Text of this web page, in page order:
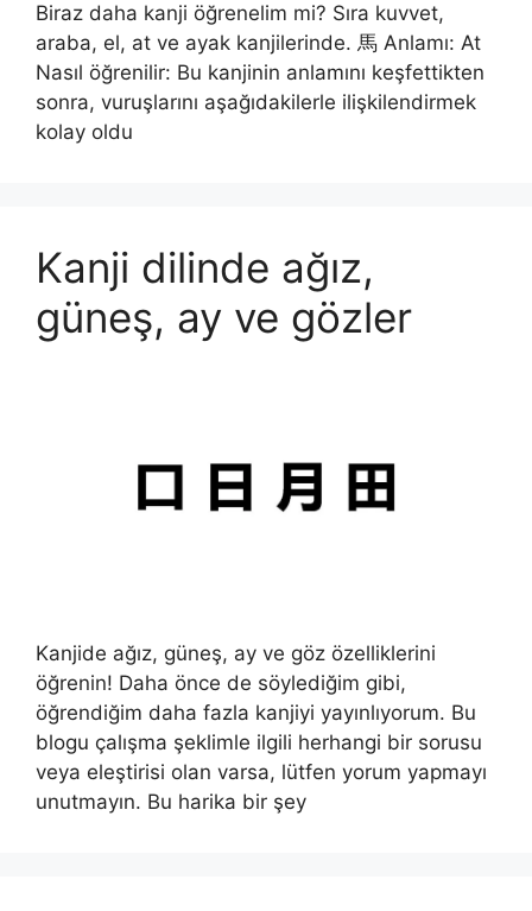
Biraz daha kanji öğrenelim mi? Sıra kuvvet,
araba, el, at ve ayak kanjilerinde. 馬 Anlamı: At
Nasıl öğrenilir: Bu kanjinin anlamını keşfettikten
sonra, vuruşlarını aşağıdakilerle ilişkilendirmek
kolay oldu
Kanji dilinde ağız,
güneş, ay ve gözler
Kanjide ağız, güneş, ay ve göz özelliklerini
öğrenin! Daha önce de söylediğim gibi,
öğrendiğim daha fazla kanjiyi yayınlıyorum. Bu
blogu çalışma şeklimle ilgili herhangi bir sorusu
veya eleştirisi olan varsa, lütfen yorum yapmayı
unutmayın. Bu harika bir şey